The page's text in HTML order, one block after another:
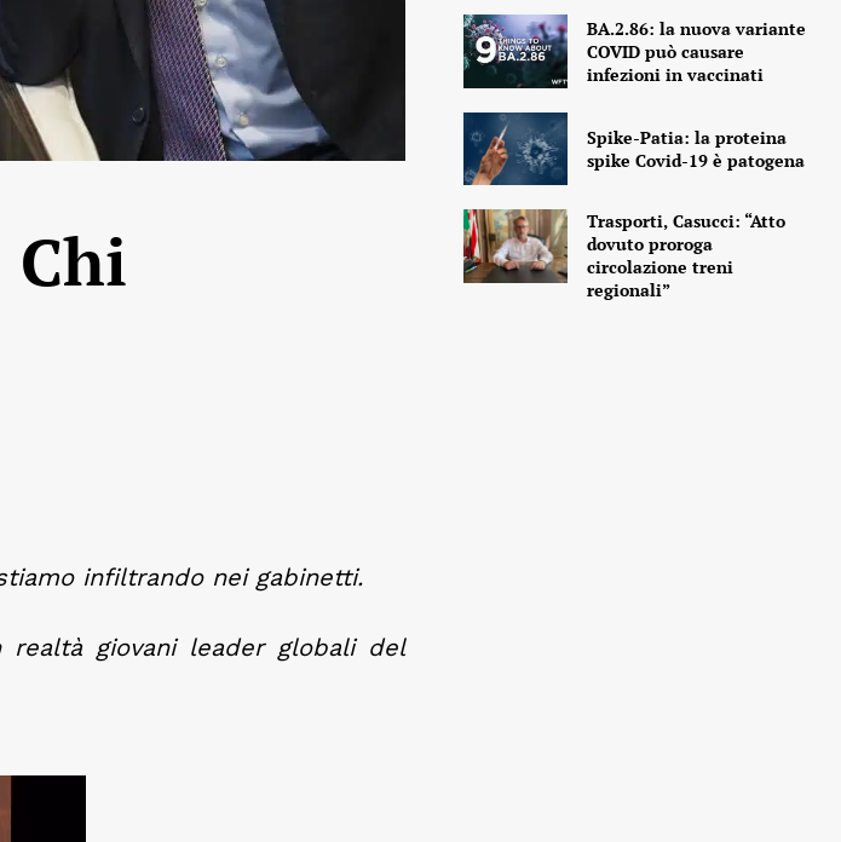
Chi
infiltrando nei gabinetti.
giovani leader globali del
BA.2.86: la nuova variante
COVID può causare
infezioni in vaccinati
Spike-Patia: la proteina
spike Covid-19 è patogena
Trasporti, Casucci: “Atto
dovuto proroga
circolazione treni
regionali”